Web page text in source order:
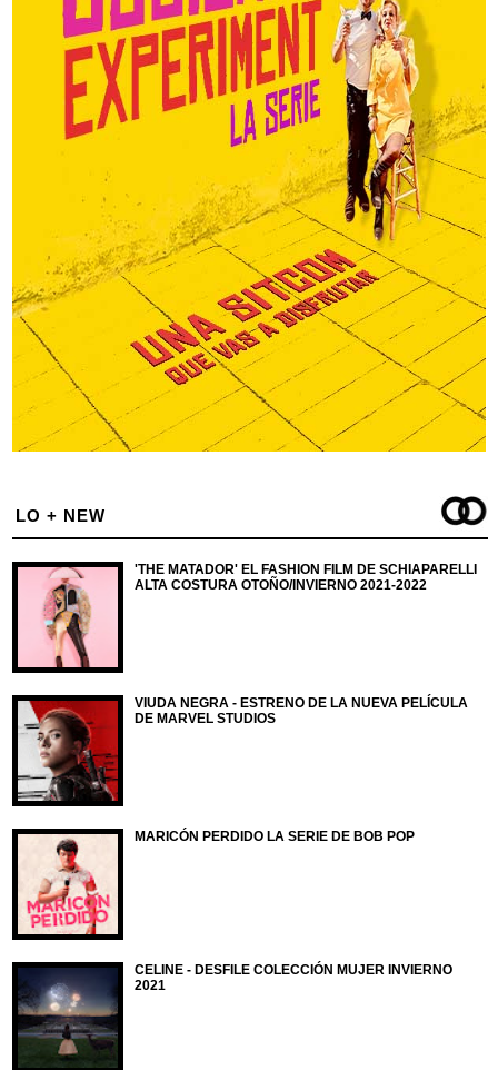
LO + NEW
'THE MATADOR' EL FASHION FILM DE SCHIAPARELLI
ALTA COSTURA OTOÑO/INVIERNO 2021-2022
VIUDA NEGRA - ESTRENO DE LA NUEVA PELÍCULA
DE MARVEL STUDIOS
MARICÓN PERDIDO LA SERIE DE BOB POP
CELINE - DESFILE COLECCIÓN MUJER INVIERNO
2021